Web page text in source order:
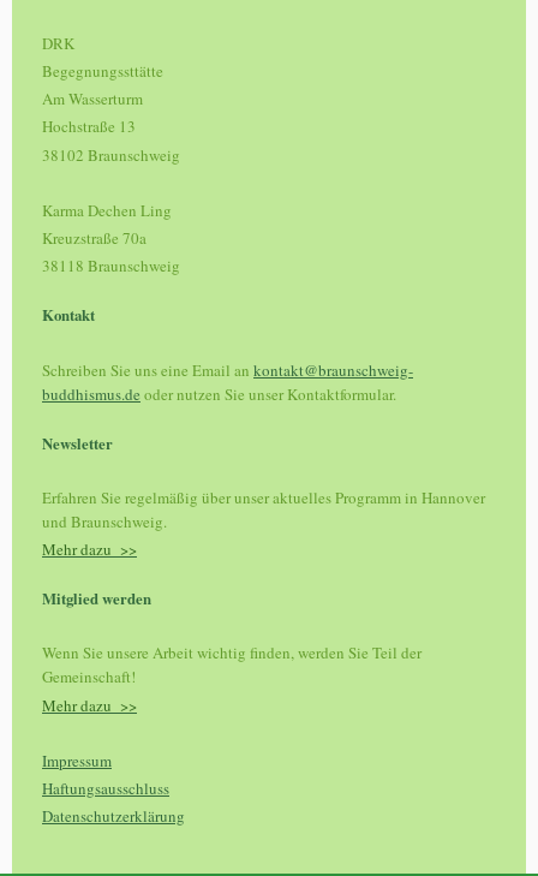
DRK
Begegnungssttätte
Am Wasserturm
Hochstraße 13
38102 Braunschweig
Karma Dechen Ling
Kreuzstraße 70a
38118 Braunschweig
Kontakt
Schreiben Sie uns eine Email an kontakt@braunschweig-
buddhismus.de oder nutzen Sie unser Kontaktformular.
Newsletter
Erfahren Sie regelmäßig über unser aktuelles Programm in Hannover
und Braunschweig.
Mehr dazu >>
Mitglied werden
Wenn Sie unsere Arbeit wichtig finden, werden Sie Teil der
Gemeinschaft!
Mehr dazu >>
Impressum
Haftungsausschluss
Datenschutzerklärung